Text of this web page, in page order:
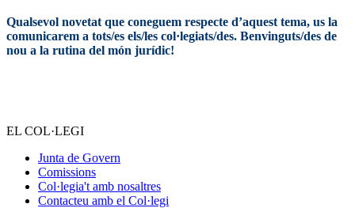
Qualsevol novetat que coneguem respecte d’aquest tema, us la
comunicarem a tots/es els/les col·legiats/des. Benvinguts/des de
nou a la rutina del món jurídic!
EL COL·LEGI
Junta de Govern
Comissions
Col·legia't amb nosaltres
Contacteu amb el Col·legi